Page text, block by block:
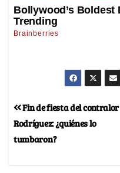
Fin de fiesta del contralor
Rodríguez: ¿quiénes lo
tumbaron?